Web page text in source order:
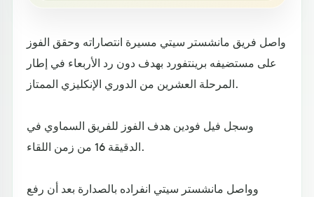
واصل فريق مانشستر سيتي مسيرة انتصاراته وحقق الفوز
على مستضيفه برينتفورد بهدف دون رد الأربعاء في إطار
المرحلة العشرين من الدوري الإنكليزي الممتاز.
وسجل فيل فودين هدف الفوز للفريق السماوي في
الدقيقة 16 من زمن اللقاء.
وواصل مانشستر سيتي انفراده بالصدارة بعد أن رفع